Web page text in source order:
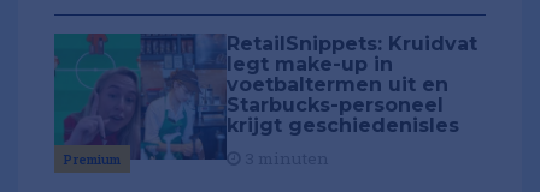
Premium
RetailSnippets: Kruidvat
legt make-up in
voetbaltermen uit en
Starbucks-personeel
krijgt geschiedenisles